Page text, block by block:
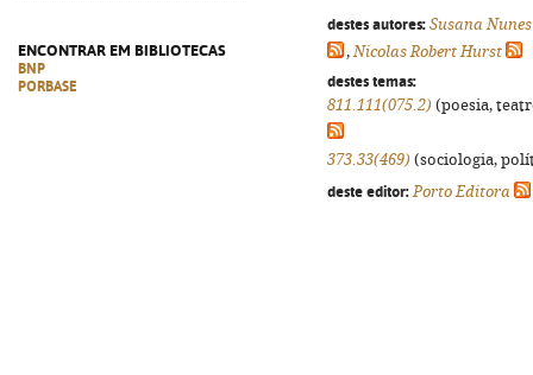
ENCONTRAR EM BIBLIOTECAS
BNP
PORBASE
destes autores: Susana Nunes
,Nicolas Robert Hurst
destes temas:
811.111(075.2) (poesia,
373.33(469) (sociologia,
deste editor: Porto Editora